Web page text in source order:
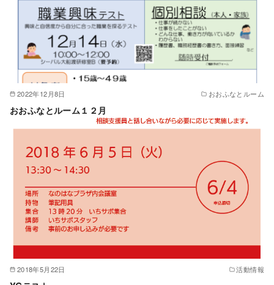
2022年12月8日 おおふなとルーム
おおふなとルーム１２月
2018年5月22日 活動情報